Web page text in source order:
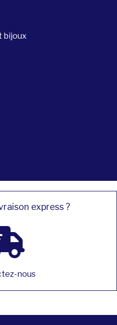
bijoux
express ?
nous